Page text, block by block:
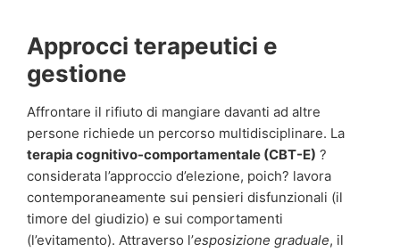
Approcci terapeutici e
gestione
Affrontare il rifiuto di mangiare davanti ad altre
persone richiede un percorso multidisciplinare. La
terapia cognitivo-comportamentale (CBT-E) ?
considerata l’approccio d’elezione, poich? lavora
contemporaneamente sui pensieri disfunzionali (il
timore del giudizio) e sui comportamenti
(l’evitamento). Attraverso l’esposizione graduale, il